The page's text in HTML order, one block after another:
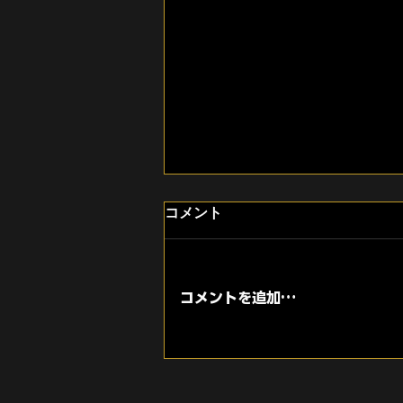
福岡市中央区・薬院への移転
がとうございます。 福岡市中央
コメント
コメントを追加…